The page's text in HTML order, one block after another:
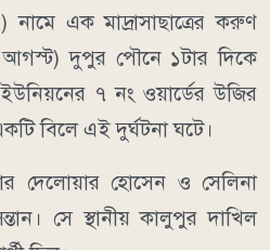
এক মাদ্রাসাছাত্রের করুণ
আগস্ট) দুপুর পৌনে ১টার দিকে
৭ নং ওয়ার্ডের উজির
বিলে এই দুর্ঘটনা ঘটে।
দেলোয়ার হোসেন ও সেলিনা
সে স্থানীয় কালুপুর দাখিল